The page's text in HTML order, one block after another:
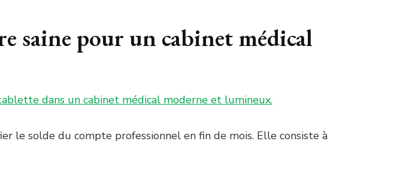
saine pour un cabinet médical
le solde du compte professionnel en fin de mois. Elle consiste à